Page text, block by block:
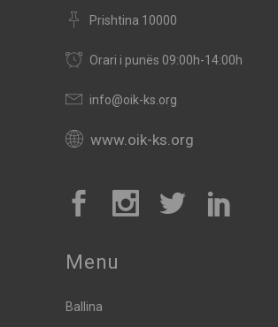
Prishtina 10000
Orari i punës 09:00h-14:00h
info@oik-ks.org
www.oik-ks.org
Menu
Ballina